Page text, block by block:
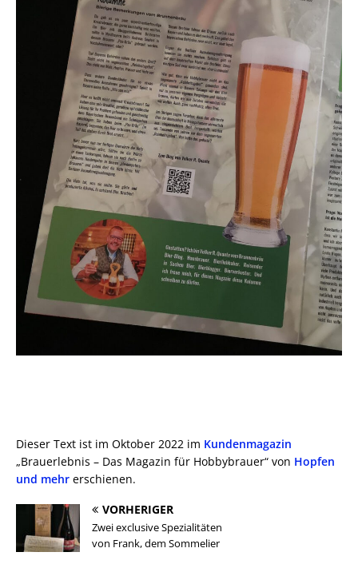
Dieser Text ist im Oktober 2022 im Kundenmagazin
„Brauerlebnis – Das Magazin für Hobbybrauer“ von Hopfen
und mehr erschienen.
VORHERIGER
Zwei exclusive Spezialitäten
von Frank, dem Sommelier